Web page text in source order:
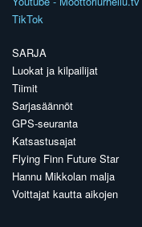
TikTok
SARJA
Luokat ja kilpailijat
Tiimit
Sarjasäännöt
GPS-seuranta
Katsastusajat
Flying Finn Future Star
Hannu Mikkolan malja
Voittajat kautta aikojen